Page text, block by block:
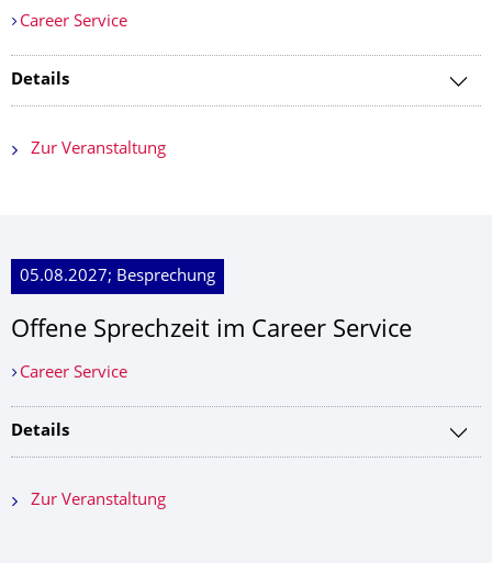
Career Service
Details
Zur Veranstaltung
05.08.2027; Besprechung
Offene Sprechzeit im Career Service
Career Service
Details
Zur Veranstaltung